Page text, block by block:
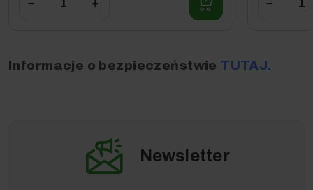
− + −
Informacje o bezpieczeństwie TUTAJ.
Newsletter